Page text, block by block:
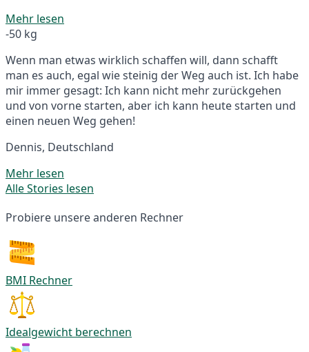
Mehr lesen
-50 kg
Wenn man etwas wirklich schaffen will, dann schafft
man es auch, egal wie steinig der Weg auch ist. Ich habe
mir immer gesagt: Ich kann nicht mehr zurückgehen
und von vorne starten, aber ich kann heute starten und
einen neuen Weg gehen!
Dennis, Deutschland
Mehr lesen
Alle Stories lesen
Probiere unsere anderen Rechner
BMI Rechner
Idealgewicht berechnen